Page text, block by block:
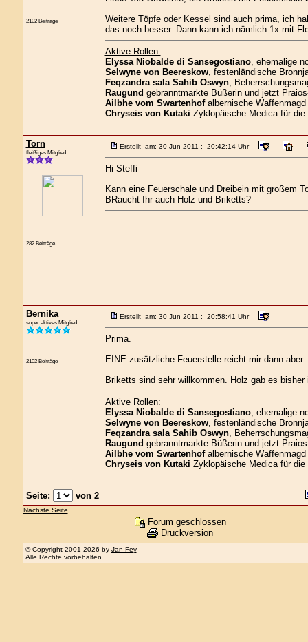
2102 Beiträge
Weitere Töpfe oder Kessel sind auch prima, ich
das noch besser. Dann kann ich nämlich 1x mit
Aktive Rollen:
Elyssa Niobalde di Sansegostiano, ehemalige
Selwyne von Beereskow, festenländische
Feqzandra sala Sahib Oswyn,
Raugund gebranntmarkte Büßerin und jetzt
Ailbhe vom Swartenhofalbernische Waffenmagd
Chryseis von Kutaki Zyklopäische Medica für
Torn
fleißiges Mitglied
282 Beiträge
Erstellt am: 30 Jun 2011 : 20:42:14 Uhr
Hi Steffi
Kann eine Feuerschale und Dreibein mit großem
BRaucht Ihr auch Holz und Briketts?
Bernika
super aktives Mitglied
2102 Beiträge
Erstellt am: 30 Jun 2011 : 20:58:41 Uhr
Prima.
EINE zusätzliche Feuerstelle reicht mir dann
Briketts sind sehr willkommen. Holz gab es
Aktive Rollen:
Elyssa Niobalde di Sansegostiano, ehemalige
Selwyne von Beereskow, festenländische
Feqzandra sala Sahib Oswyn,
Raugund gebranntmarkte Büßerin und jetzt
Ailbhe vom Swartenhofalbernische Waffenmagd
Chryseis von Kutaki Zyklopäische Medica für
Seite: von 2
Nächste Seite
Forum geschlossen
Druckversion
© Copyright 2001-2026 by Jan Fey
Alle Rechte vorbehalten.